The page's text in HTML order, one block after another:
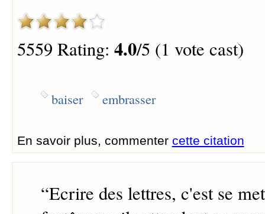
5559 Rating: 4.0/5 (1 vote cast)
baiser embrasser
En savoir plus, commenter cette citation
“Ecrire des lettres, c'est se